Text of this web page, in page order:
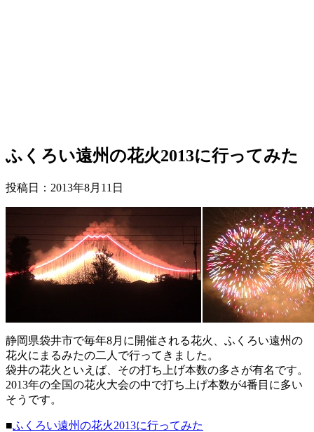
ふくろい遠州の花火2013に行ってみた
投稿日： 2013年8月11日
静岡県袋井市で毎年8月に開催される花火、ふくろい遠州の
花火にまるみたの二人で行ってきました。
袋井の花火といえば、その打ち上げ本数の多さが有名です。
2013年の全国の花火大会の中で打ち上げ本数が4番目に多い
そうです。
■ふくろい遠州の花火2013に行ってみた